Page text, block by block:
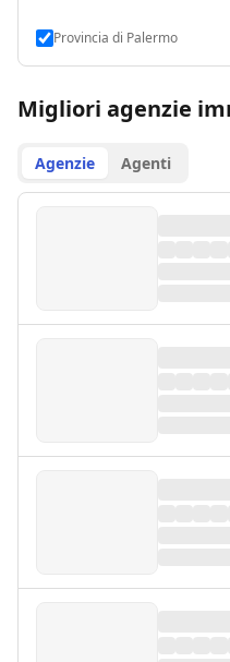
Provincia di Palermo
Migliori agenzie
Agenzie Agenti